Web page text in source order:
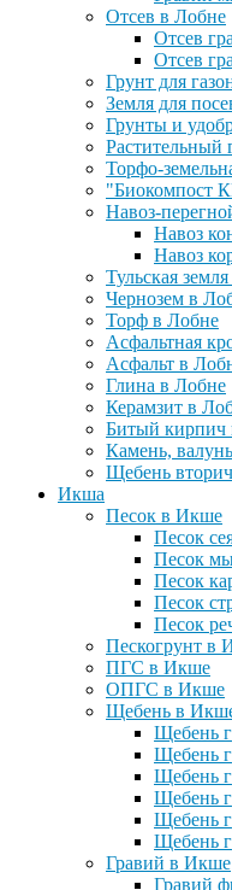
Отсев в Лобне
Отсев
Отсев
Грунт для
Земля для
Грунты и
Растительный
Торфо-
"Биокомпост
Навоз-
Навоз
Навоз
Тульская
Чернозем в
Торф в Лобне
Асфальтная
Асфальт в
Глина в Лобне
Керамзит в
Битый кирпич
Камень,
Щебень
Икша
Песок в Икше
Песок
Песок
Песок
Песок
Песок
Пескогрунт в
ПГС в Икше
ОПГС в Икше
Щебень в
Щебень
Щебень
Щебень
Щебень
Щебень
Щебень
Гравий в Икше
Гравий